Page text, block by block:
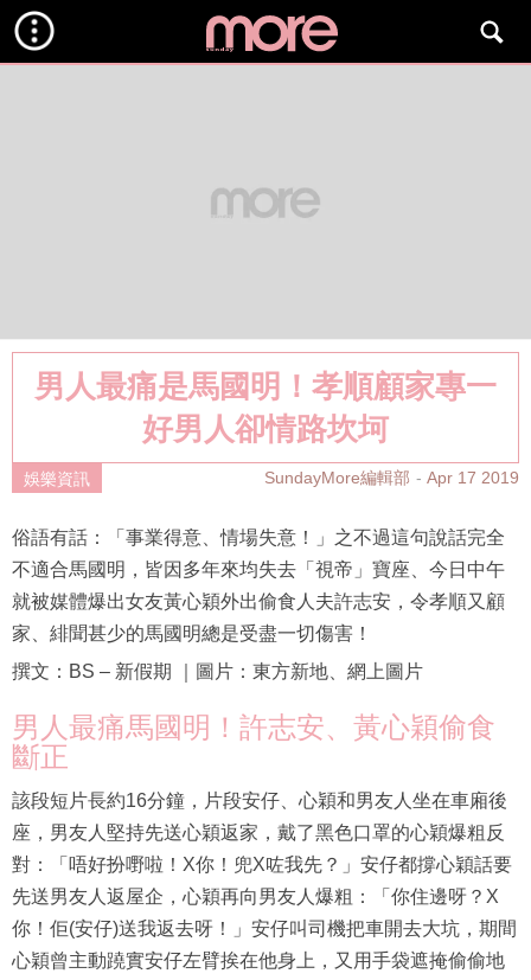
男人最痛是馬國明！孝順顧家專一
好男人卻情路坎坷
娛樂資訊 SundayMore編輯部 Apr 17 2019
俗語有話：「事業得意、情場失意！」之不過這句說話完全
不適合馬國明，皆因多年來均失去「視帝」寶座、今日中午
就被媒體爆出女友黃心穎外出偷食人夫許志安，令孝順又顧
家、緋聞甚少的馬國明總是受盡一切傷害！
撰文：BS – 新假期 ｜圖片：東方新地、網上圖片
男人最痛馬國明！許志安、黃心穎偷食
斷正
該段短片長約16分鐘，片段安仔、心穎和男友人坐在車廂後
座，男友人堅持先送心穎返家，戴了黑色口罩的心穎爆粗反
對：「唔好扮嘢啦！X你！兜X咗我先？」安仔都撐心穎話要
先送男友人返屋企，心穎再向男友人爆粗：「你住邊呀？X
你！佢(安仔)送我返去呀！」安仔叫司機把車開去大坑，期間
心穎曾主動蹺實安仔左臂挨在他身上，又用手袋遮掩偷偷地